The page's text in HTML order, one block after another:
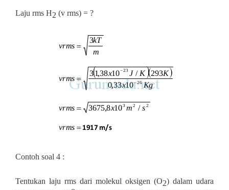
Laju rms H2 (v rms) = ?
Contoh soal 4 :
Tentukan laju rms dari molekul oksigen (O2) dalam udara